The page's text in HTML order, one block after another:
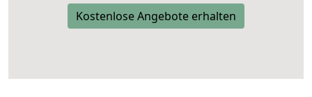
Kostenlose Angebote erhalten